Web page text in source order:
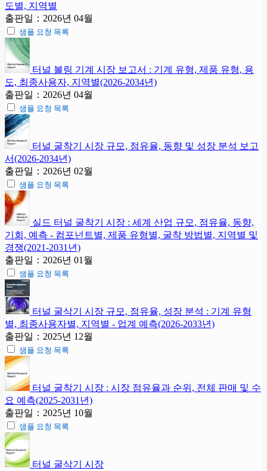
도별, 지역별
출판일：2026년 04월
샘플 요청 목록
터널 볼링 기계 시장 보고서 : 기계 유형, 제품 유형, 용
도, 최종사용자, 지역별(2026-2034년)
출판일：2026년 04월
샘플 요청 목록
터널 굴착기 시장 규모, 점유율, 동향 및 성장 분석 보고
서(2026-2034년)
출판일：2026년 02월
샘플 요청 목록
실드 터널 굴착기 시장 : 세계 산업 규모, 점유율, 동향,
기회, 예측 - 컴포넌트별, 제품 유형별, 굴착 방법별, 지역별 및
경쟁(2021-2031년)
출판일：2026년 01월
샘플 요청 목록
터널 굴삭기 시장 규모, 점유율, 성장 분석 : 기계 유형
별, 최종사용자별, 지역별 - 업계 예측(2026-2033년)
출판일：2025년 12월
샘플 요청 목록
터널 굴착기 시장 : 시장 점유율과 순위, 전체 판매 및 수
요 예측(2025-2031년)
출판일：2025년 10월
샘플 요청 목록
터널 굴삭기 시장